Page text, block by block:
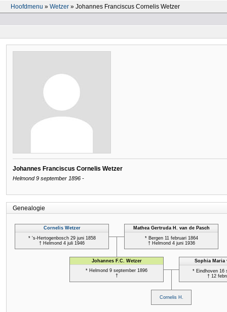
Hoofdmenu » Wetzer » Johannes Franciscus Cornelis Wetzer
Johannes Franciscus Cornelis Wetzer
Helmond 9 september 1896 -
Genealogie